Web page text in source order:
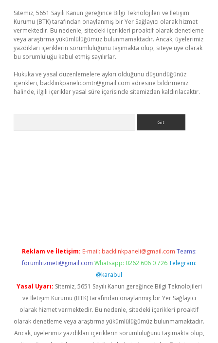
Sitemiz, 5651 Sayılı Kanun gereğince Bilgi Teknolojileri ve İletişim
Kurumu (BTK) tarafından onaylanmış bir Yer Sağlayıcı olarak hizmet
vermektedir. Bu nedenle, sitedeki içerikleri proaktif olarak denetleme
veya araştırma yükümlülüğümüz bulunmamaktadır. Ancak, üyelerimiz
yazdıkları içeriklerin sorumluluğunu taşımakta olup, siteye üye olarak
bu sorumluluğu kabul etmiş sayılırlar.
Hukuka ve yasal düzenlemelere aykırı olduğunu düşündüğünüz
içerikleri, backlinkpanelicomtr@gmail.com adresine bildirmeniz
halinde, ilgili içerikler yasal süre içerisinde sitemizden kaldırılacaktır.
Reklam ve İletişim: E-mail: backlinkpaneli@gmail.com Teams:
forumhizmeti@gmail.com Whatsapp: 0262 606 0 726 Telegram:
@karabul
Yasal Uyarı: Sitemiz, 5651 Sayılı Kanun gereğince Bilgi Teknolojileri
ve İletişim Kurumu (BTK) tarafından onaylanmış bir Yer Sağlayıcı
olarak hizmet vermektedir. Bu nedenle, sitedeki içerikleri proaktif
olarak denetleme veya araştırma yükümlülüğümüz bulunmamaktadır.
Ancak, üyelerimiz yazdıkları içeriklerin sorumluluğunu taşımakta olup,